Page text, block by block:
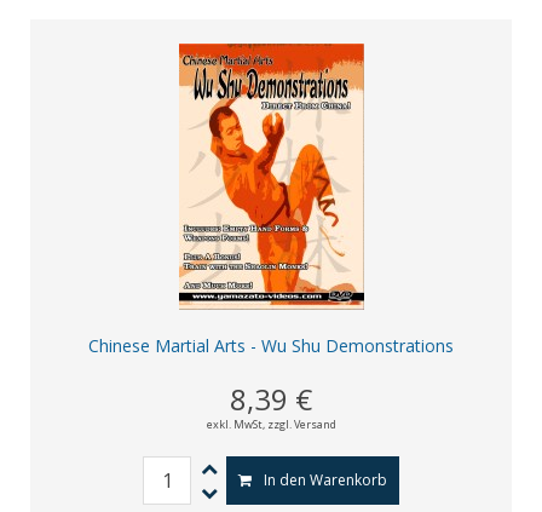
Chinese Martial Arts - Wu Shu Demonstrations
8,39 €
exkl. MwSt, zzgl. Versand
In den Warenkorb